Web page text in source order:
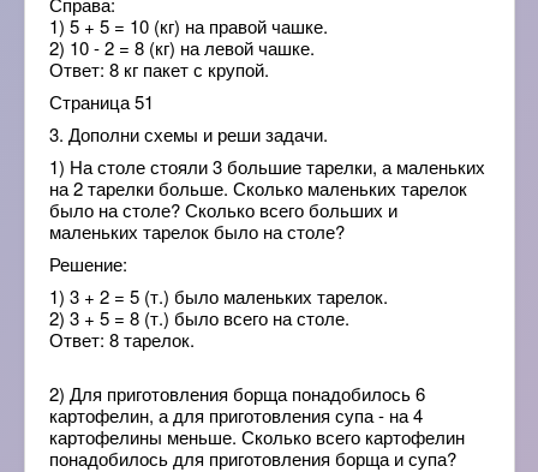
1) 5 + 5 = 10 (кг) на правой чашке.
2) 10 - 2 = 8 (кг) на левой чашке.
Ответ: 8 кг пакет с крупой.
Страница 51
3. Дополни схемы и реши задачи.
1) На столе стояли 3 большие тарелки, а маленьких
на 2 тарелки больше. Сколько маленьких тарелок
было на столе? Сколько всего больших и
маленьких тарелок было на столе?
Решение:
1) 3 + 2 = 5 (т.) было маленьких тарелок.
2) 3 + 5 = 8 (т.) было всего на столе.
Ответ: 8 тарелок.
2) Для приготовления борща понадобилось 6
картофелин, а для приготовления супа - на 4
картофелины меньше. Сколько всего картофелин
понадобилось для приготовления борща и супа?